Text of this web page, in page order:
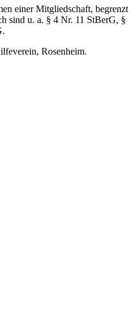
einer Mitgliedschaft, begrenzt
sind u. a. § 4 Nr. 11 StBerG, §
Rosenheim.